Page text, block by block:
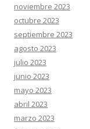
noviembre 2023
octubre 2023
septiembre 2023
agosto 2023
julio 2023
junio 2023
mayo 2023
abril 2023
marzo 2023